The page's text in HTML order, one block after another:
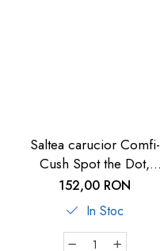
Saltea carucior Comfi-
Cush Spot the Dot,
841127
152,00 RON
In Stoc